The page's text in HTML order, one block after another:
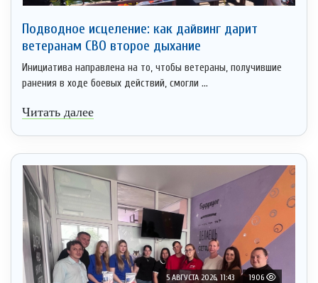
Подводное исцеление: как дайвинг дарит
ветеранам СВО второе дыхание
Инициатива направлена на то, чтобы ветераны, получившие
ранения в ходе боевых действий, смогли ...
Читать далее
5 АВГУСТА 2026, 11:43 1906